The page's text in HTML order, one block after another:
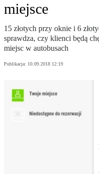
miejsce
15 złotych przy oknie i 6
sprawdza, czy klienci będą
miejsc w autobusach
Publikacja: 10.09.2018 12:19